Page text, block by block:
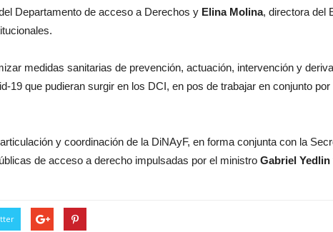
Departamento de acceso a Derechos y Elina Molina, directora del
medidas sanitarias de prevención, actuación, intervención y
19 que pudieran surgir en los DCI, en pos de trabajar en conjunto
y coordinación de la DiNAyF, en forma conjunta con la
de acceso a derecho impulsadas por el ministro Gabriel Yedlin